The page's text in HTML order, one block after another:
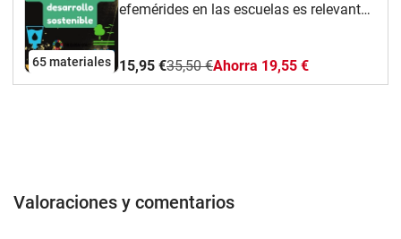
65 materiales
efemérides en las escuelas es relevante
para decorar el salón de clases y así dar
visibilidad a los temas de opinión y de
15,95 €35,50 €Ahorra 19,55 €
Valoraciones y comentarios